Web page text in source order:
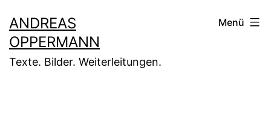
Inhalt
springen
ANDREAS
OPPERMANN
Texte. Bilder. Weiterleitungen.
Menü